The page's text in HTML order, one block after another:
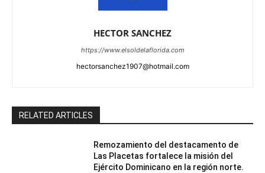
HECTOR SANCHEZ
https://www.elsoldelaflorida.com
hectorsanchez1907@hotmail.com
RELATED ARTICLES
Remozamiento del destacamento de
Las Placetas fortalece la misión del
Ejército Dominicano en la región norte.